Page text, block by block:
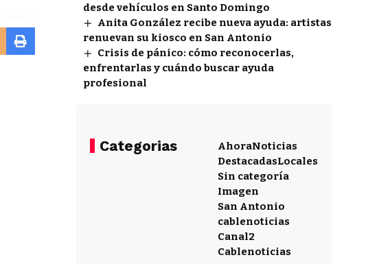
desde vehículos en Santo Domingo
Anita González recibe nueva ayuda: artistas
renuevan su kiosco en San Antonio
Crisis de pánico: cómo reconocerlas,
enfrentarlas y cuándo buscar ayuda
profesional
Categorias AhoraNoticias
DestacadasLocales
Sin categoría
Imagen
San Antonio
cablenoticias
Canal2
Cablenoticias